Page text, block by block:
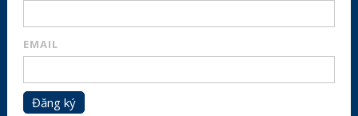
EMAIL
Đăng ký